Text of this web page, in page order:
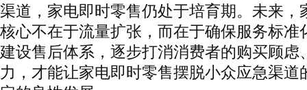
渠道，家电即时零售仍处于培育期。未来，
核心不在于流量扩张，而在于确保服务标准
建设售后体系，逐步打消消费者的购买顾虑
力，才能让家电即时零售摆脱小众应急渠道